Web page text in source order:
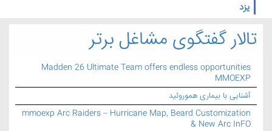
یزد
تالار گفتگوی مشاغل برتر
Madden 26 Ultimate Team offers endless opportunities
MMOEXP
آشنایی با بیماری هموروئید
mmoexp Arc Raiders – Hurricane Map, Beard Customization
& New Arc InFO